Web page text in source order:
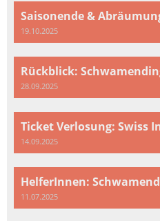
Saisonende &
19.10.2025
Rückblick:
28.09.2025
Ticket Verlosung: Swiss
14.09.2025
HelferInnen:
11.07.2025